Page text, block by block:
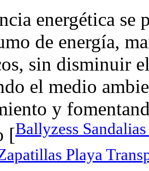
energética se
de energía,
sin disminuir
el medio
y
[Ballyzess
Playa